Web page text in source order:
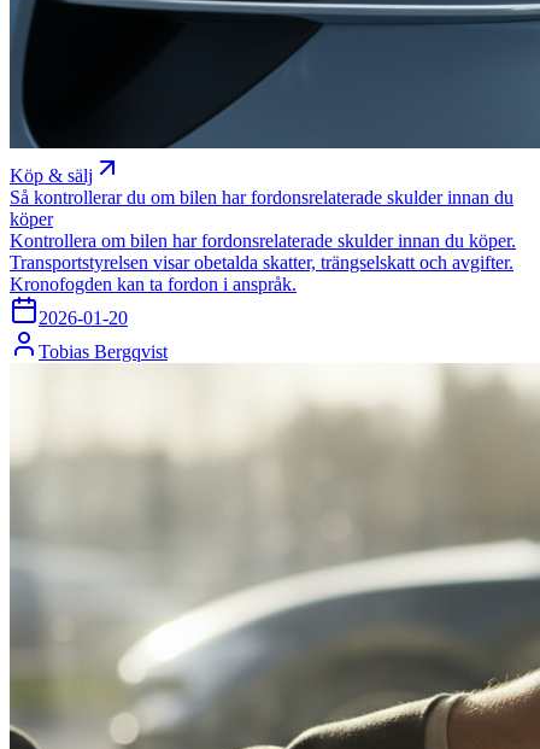
Köp & sälj
Så kontrollerar du om bilen har fordonsrelaterade skulder innan du
köper
Kontrollera om bilen har fordonsrelaterade skulder innan du köper.
Transportstyrelsen visar obetalda skatter, trängselskatt och avgifter.
Kronofogden kan ta fordon i anspråk.
2026-01-20
Tobias Bergqvist